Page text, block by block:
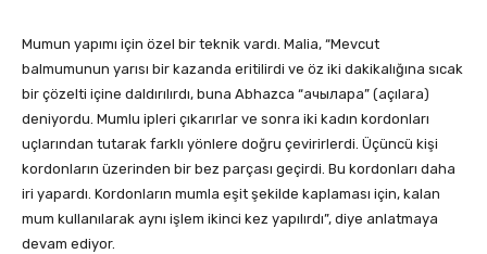
Mumun yapımı için özel bir teknik vardı. Malia, “Mevcut
balmumunun yarısı bir kazanda eritilirdi ve öz iki dakikalığına sıcak
bir çözelti içine daldırılırdı, buna Abhazca “ачылара” (açılara)
deniyordu. Mumlu ipleri çıkarırlar ve sonra iki kadın kordonları
uçlarından tutarak farklı yönlere doğru çevirirlerdi. Üçüncü kişi
kordonların üzerinden bir bez parçası geçirdi. Bu kordonları daha
iri yapardı. Kordonların mumla eşit şekilde kaplaması için, kalan
mum kullanılarak aynı işlem ikinci kez yapılırdı”, diye anlatmaya
devam ediyor.